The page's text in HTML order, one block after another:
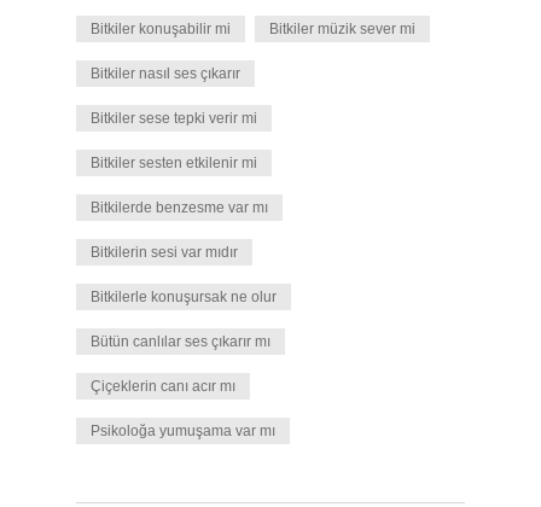
Bitkiler konuşabilir mi Bitkiler müzik sever mi
Bitkiler nasıl ses çıkarır
Bitkiler sese tepki verir mi
Bitkiler sesten etkilenir mi
Bitkilerde benzesme var mı
Bitkilerin sesi var mıdır
Bitkilerle konuşursak ne olur
Bütün canlılar ses çıkarır mı
Çiçeklerin canı acır mı
Psikoloğa yumuşama var mı